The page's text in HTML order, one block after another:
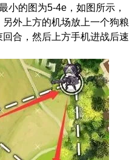
小的图为5-4e，如图所示，
外上方的机场放上一个狗粮
合，然后上方手机进战后速